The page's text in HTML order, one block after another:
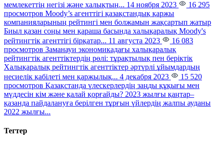
мемлекеттің негізі және халықтың... 14 ноября 2023
16 295
просмотров Moody’s агенттігі қазақстандық қаржы
компанияларының рейтингі мен болжамын жақсартып жатыр
Биыл қазан соңы мен қараша басында халықаралық Moody's
рейтингтік агенттігі бірқатар... 11 августа 2023
16 083
просмотров Заманауи экономикадағы халықаралық
рейтингтік агенттіктердің рөлі: тұрақтылық пен беріктік
Халықаралық рейтингтік агенттіктер әртүрлі ұйымдардың
несиелік қабілеті мен қаржылық... 4 декабря 2023
15 520
просмотров Қазақстанда үлескерлердің заңды құқығы мен
мүддесін кім және қалай қорғайды? 2023 жылғы қаңтар–
қазанда пайдалануға берілген тұрғын үйлердің жалпы ауданы
2022 жылғы...
Тегтер